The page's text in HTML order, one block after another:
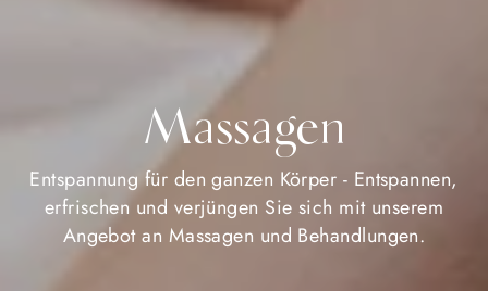
Massagen
Entspannung für den ganzen Körper - Entspannen,
erfrischen und verjüngen Sie sich mit unserem
Angebot an Massagen und Behandlungen.